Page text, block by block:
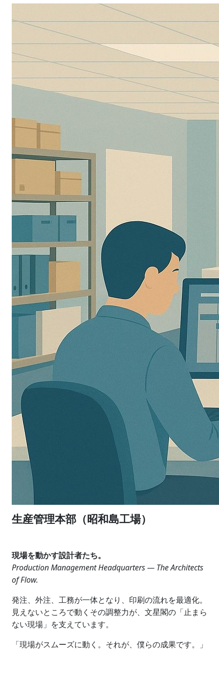
生産管理本部（昭和島工場）
現場を動かす設計者たち。
Production Management Headquarters — The Architects
of Flow.
発注、外注、工務が一体となり、印刷の流れを最適化。
見えないところで動くその調整力が、文星閣の「止まら
ない現場」を支えています。
「現場がスムーズに動く。それが、僕らの成果です。」